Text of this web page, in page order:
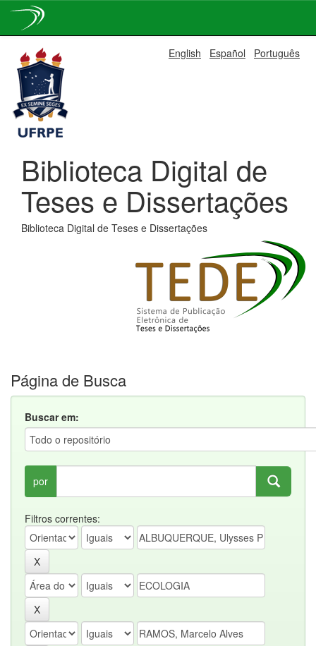
navigation
English Español Português
Biblioteca Digital de
Teses e Dissertações
Biblioteca Digital de Teses e Dissertações
Página de Busca
Buscar em:
por
Filtros correntes: